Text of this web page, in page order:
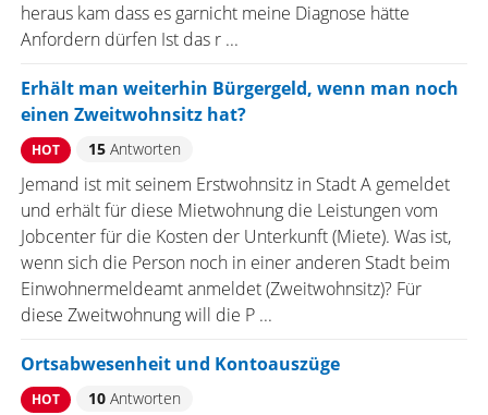
heraus kam dass es garnicht meine Diagnose hätte
Anfordern dürfen Ist das r ...
Erhält man weiterhin Bürgergeld, wenn man noch
einen Zweitwohnsitz hat?
HOT 15Antworten
Jemand ist mit seinem Erstwohnsitz in Stadt A gemeldet
und erhält für diese Mietwohnung die Leistungen vom
Jobcenter für die Kosten der Unterkunft (Miete). Was ist,
wenn sich die Person noch in einer anderen Stadt beim
Einwohnermeldeamt anmeldet (Zweitwohnsitz)? Für
diese Zweitwohnung will die P ...
Ortsabwesenheit und Kontoauszüge
HOT 10Antworten